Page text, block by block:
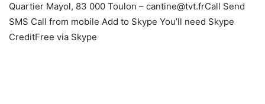
Quartier Mayol, 83 000 Toulon – cantine@tvt.frCall Send
SMS Call from mobile Add to Skype You’ll need Skype
CreditFree via Skype